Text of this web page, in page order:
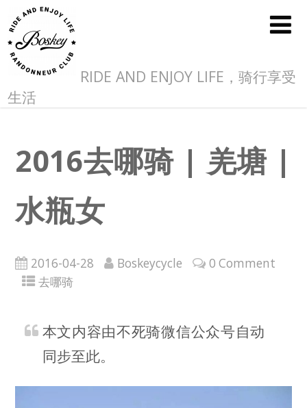
RIDE AND ENJOY LIFE，骑行享受
生活
2016去哪骑 | 羌塘 |
水瓶女
2016-04-28 Boskeycycle
0 Comment
去哪骑
本文内容由不死骑微信公众号自动
同步至此。